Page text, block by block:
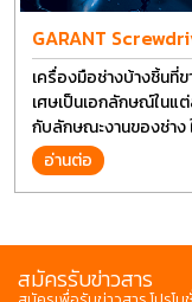
GARANT
เครื่องมือช่างบ้างชิ้นที่
เศษเป็นเอกลักษณ์ในแ
กับลักษณะงานของช่าง
ไขควงกันในงานหลายป
อ่านต่อ
สมัครรับข่าวสาร